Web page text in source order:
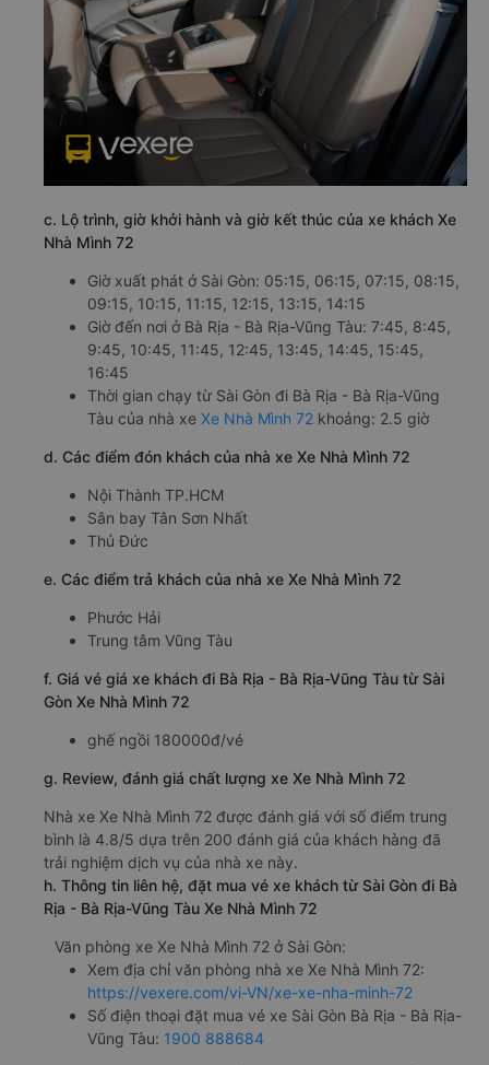
c. Lộ trình, giờ khởi hành và giờ kết thúc của xe khách Xe
Nhà Mình 72
Giờ xuất phát ở Sài Gòn: 05:15, 06:15, 07:15, 08:15,
09:15, 10:15, 11:15, 12:15, 13:15, 14:15
Giờ đến nơi ở Bà Rịa - Bà Rịa-Vũng Tàu: 7:45, 8:45,
9:45, 10:45, 11:45, 12:45, 13:45, 14:45, 15:45,
16:45
Thời gian chạy từ Sài Gòn đi Bà Rịa - Bà Rịa-Vũng
Tàu của nhà xe Xe Nhà Mình 72 khoảng: 2.5 giờ
d. Các điểm đón khách của nhà xe Xe Nhà Mình 72
Nội Thành TP.HCM
Sân bay Tân Sơn Nhất
Thủ Đức
e. Các điểm trả khách của nhà xe Xe Nhà Mình 72
Phước Hải
Trung tâm Vũng Tàu
f. Giá vé giá xe khách đi Bà Rịa - Bà Rịa-Vũng Tàu từ Sài
Gòn Xe Nhà Mình 72
ghế ngồi 180000đ/vé
g. Review, đánh giá chất lượng xe Xe Nhà Mình 72
Nhà xe Xe Nhà Mình 72 được đánh giá với số điểm trung
bình là 4.8/5 dựa trên 200 đánh giá của khách hàng đã
trải nghiệm dịch vụ của nhà xe này.
h. Thông tin liên hệ, đặt mua vé xe khách từ Sài Gòn đi Bà
Rịa - Bà Rịa-Vũng Tàu Xe Nhà Mình 72
Văn phòng xe Xe Nhà Mình 72 ở Sài Gòn:
Xem địa chỉ văn phòng nhà xe Xe Nhà Mình 72:
https://vexere.com/vi-VN/xe-xe-nha-minh-72
Số điện thoại đặt mua vé xe Sài Gòn Bà Rịa - Bà Rịa-
Vũng Tàu: 1900 888684